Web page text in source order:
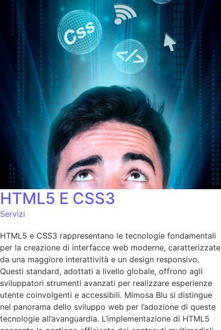
HTML5 E CSS3
Servizi
HTML5 e CSS3 rappresentano le tecnologie fondamentali
per la creazione di interfacce web moderne, caratterizzate
da una maggiore interattività e un design responsivo.
Questi standard, adottati a livello globale, offrono agli
sviluppatori strumenti avanzati per realizzare esperienze
utente coinvolgenti e accessibili. Mimosa Blu si distingue
nel panorama dello sviluppo web per l’adozione di queste
tecnologie all’avanguardia. L’implementazione di HTML5